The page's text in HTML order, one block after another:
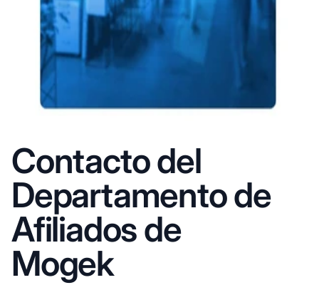
Contacto del
Departamento de
Afiliados de
Mogek